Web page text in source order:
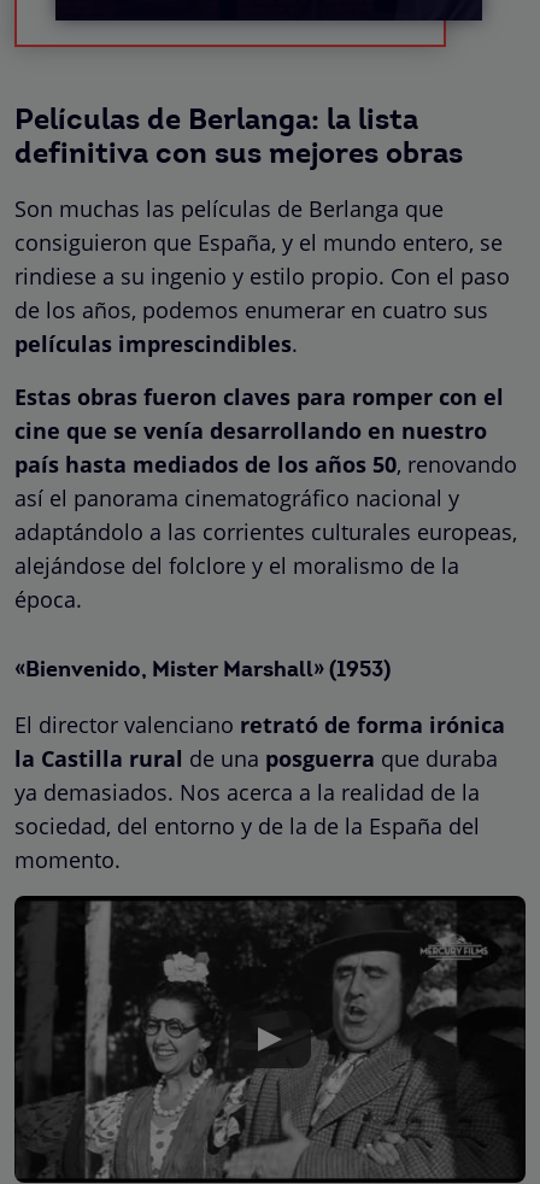
Películas de Berlanga: la lista
definitiva con sus mejores obras
Son muchas las películas de Berlanga que
consiguieron que España, y el mundo entero, se
rindiese a su ingenio y estilo propio. Con el paso
de los años, podemos enumerar en cuatro sus
películas imprescindibles.
Estas obras fueron claves para romper con el
cine que se venía desarrollando en nuestro
país hasta mediados de los años 50, renovando
así el panorama cinematográfico nacional y
adaptándolo a las corrientes culturales europeas,
alejándose del folclore y el moralismo de la
época.
«Bienvenido, Mister Marshall» (1953)
El director valenciano retrató de forma irónica
la Castilla rural de una posguerra que duraba
ya demasiados. Nos acerca a la realidad de la
sociedad, del entorno y de la de la España del
momento.